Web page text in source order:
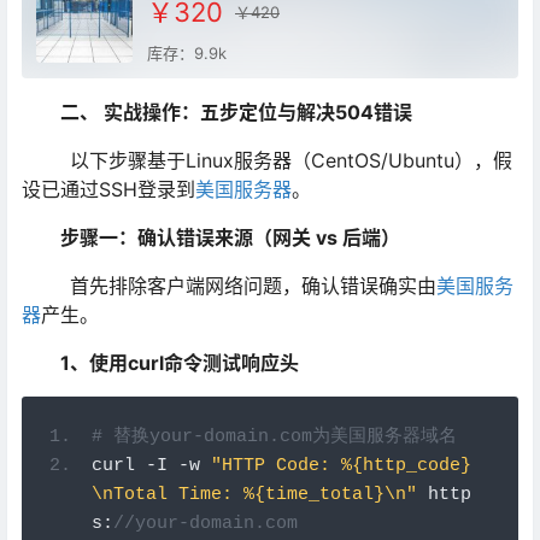
￥320 ￥420
库存：9.9k
二、 实战操作：五步定位与解决504错误
以下步骤基于Linux服务器（CentOS/Ubuntu），假
设已通过SSH登录到美国服务器。
步骤一：确认错误来源（网关 vs 后端）
首先排除客户端网络问题，确认错误确实由美国服务
器产生。
1、使用curl命令测试响应头
# 替换your-domain.com为美国 服务器域名
curl
-I -w
"HTTP Code: %{http_code}
\nTotal Time: %{time_total}\n" http
s : //your-domain.com